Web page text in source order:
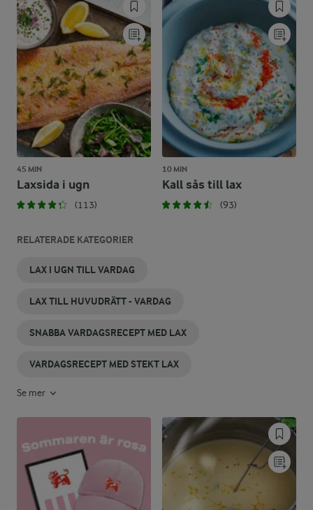
45 MIN
Laxsida i ugn
(113)
10 MIN
Kall sås till lax
(93)
RELATERADE KATEGORIER
LAX I UGN TILL VARDAG
LAX TILL HUVUDRÄTT - VARDAG
SNABBA VARDAGSRECEPT MED LAX
VARDAGSRECEPT MED STEKT LAX
Se mer